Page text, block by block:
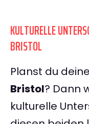
KULTURELLE
BRISTOL
Planst du
Bristol? Dann
kulturelle